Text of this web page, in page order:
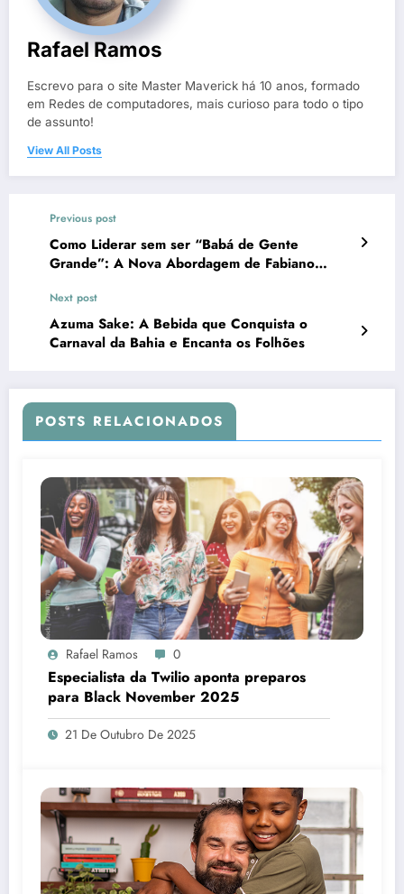
Rafael Ramos
Escrevo para o site Master Maverick há 10 anos, formado
em Redes de computadores, mais curioso para todo o tipo
de assunto!
View All Posts
Previous post
Como Liderar sem ser “Babá de Gente
Grande”: A Nova Abordagem de Fabiano
Next post
Azuma Sake: A Bebida que Conquista o
Carnaval da Bahia e Encanta os Folhões
POSTS RELACIONADOS
Rafael Ramos 0
Especialista da Twilio aponta preparos
para Black November 2025
21 De Outubro De 2025